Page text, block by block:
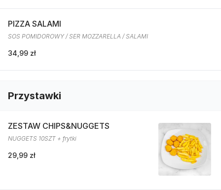
PIZZA SALAMI
SOS POMIDOROWY / SER MOZZARELLA / SALAMI
34,99 zł
Przystawki
ZESTAW CHIPS&NUGGETS
NUGGETS 10SZT + frytki
29,99 zł